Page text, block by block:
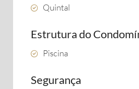
Quintal
Estrutura do
Piscina
Segurança